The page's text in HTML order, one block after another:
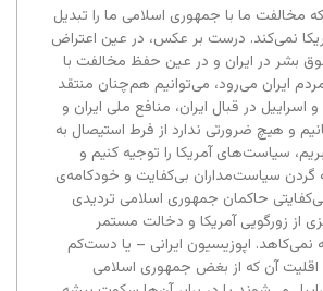
مخالفت ما با جمهوری اسلامی ما را تبدیل
نمی‌کند. درست بر عکس، در عین اعتراض
بشر در ایران و در عین حفظ مخالفت با
ایران می‌رود، می‌توانیم هم‌چنان منتقد
در قبال ایران، منافع ملی ایران و
و هیچ ضرورتی ندارد از فرط استیصال به
سیاست‌های آمریکا را توجیه کنیم و
گردن سیاست‌مداران بی‌کفایت و خودکامه‌ی
بی‌کفایتی حاکمان جمهوری اسلامی تردیدی
از زورگویی آمریکا و دخالت مستمر
نمی‌کاهد. اپوزیسیون ایرانی – یا دست‌کم
آن که از بغض جمهوری اسلامی